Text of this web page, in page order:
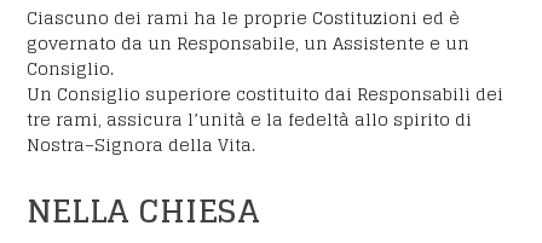
Ciascuno dei rami ha le proprie Costituzioni ed è
governato da un Responsabile, un Assistente e un
Consiglio.
Un Consiglio superiore costituito dai Responsabili dei
tre rami, assicura l’unità e la fedeltà allo spirito di
Nostra–Signora della Vita.
NELLA CHIESA